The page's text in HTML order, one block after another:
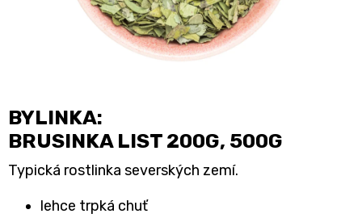
BYLINKA:
BRUSINKA LIST 200G, 500G
Typická rostlinka severských zemí.
lehce trpká chuť